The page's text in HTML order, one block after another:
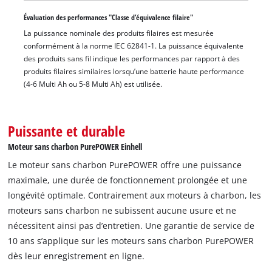
Évaluation des performances "Classe d’équivalence filaire"
La puissance nominale des produits filaires est mesurée
conformément à la norme IEC 62841-1. La puissance équivalente
des produits sans fil indique les performances par rapport à des
produits filaires similaires lorsqu’une batterie haute performance
(4-6 Multi Ah ou 5-8 Multi Ah) est utilisée.
Puissante et durable
Moteur sans charbon PurePOWER Einhell
Le moteur sans charbon PurePOWER offre une puissance
maximale, une durée de fonctionnement prolongée et une
longévité optimale. Contrairement aux moteurs à charbon, les
moteurs sans charbon ne subissent aucune usure et ne
nécessitent ainsi pas d’entretien. Une garantie de service de
10 ans s’applique sur les moteurs sans charbon PurePOWER
dès leur enregistrement en ligne.